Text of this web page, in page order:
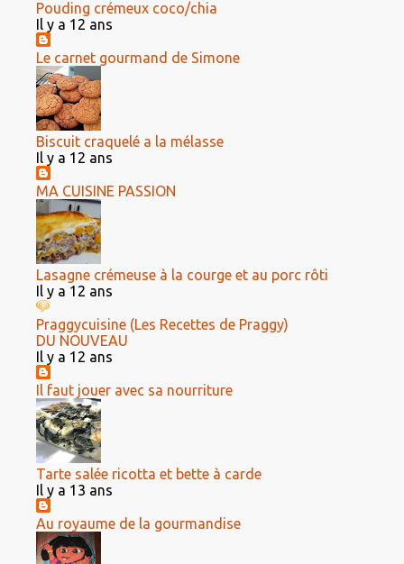
Pouding crémeux coco/chia
Il y a 12 ans
Le carnet gourmand de Simone
Biscuit craquelé a la mélasse
Il y a 12 ans
MA CUISINE PASSION
Lasagne crémeuse à la courge et au porc rôti
Il y a 12 ans
Praggycuisine (Les Recettes de Praggy)
DU NOUVEAU
Il y a 12 ans
Il faut jouer avec sa nourriture
Tarte salée ricotta et bette à carde
Il y a 13 ans
Au royaume de la gourmandise